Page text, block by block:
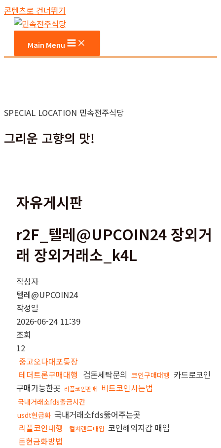
콘텐츠로 건너뛰기
Main Menu
SPECIAL LOCATION 민속전주식당
그리운 고향의 맛!
자유게시판
r2F_텔레@UPCOIN24 장외거
래 장외거래소_k4L
작성자
텔레@UPCOIN24
작성일
2026-06-24 11:39
조회
12
중고오다대포통장
테더트론구매대행 검돈세탁문의 코인구매대행 카드로코인
구매가능한곳 리플코인판매 비트코인사는법
국내거래소fds출금시간
usdt현금화 국내거래소fds뚫어주는곳
리플코인대행
컬쳐랜드매입 코인해외지갑 매입
돈현금화방법